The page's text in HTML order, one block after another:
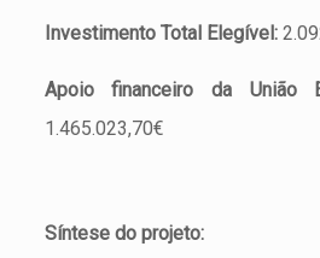
Investimento Total Elegível:
Apoio financeiro da União
1.465.023,70€
Síntese do projeto: